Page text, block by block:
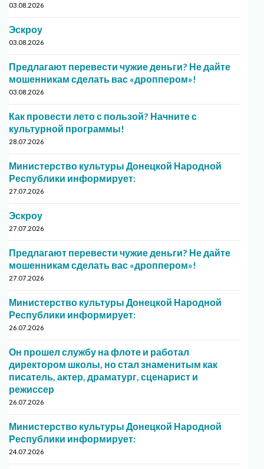
03.08.2026
Эскроу
03.08.2026
Предлагают перевести чужие деньги? Не дайте
мошенникам сделать вас «дроппером»!
03.08.2026
Как провести лето с пользой? Начните с
культурной программы!
28.07.2026
Министерство культуры Донецкой Народной
Республики информирует:
27.07.2026
Эскроу
27.07.2026
Предлагают перевести чужие деньги? Не дайте
мошенникам сделать вас «дроппером»!
27.07.2026
Министерство культуры Донецкой Народной
Республики информирует:
26.07.2026
Он прошел службу на флоте и работал
директором школы, но стал знаменитым как
писатель, актер, драматург, сценарист и
режиссер
26.07.2026
Министерство культуры Донецкой Народной
Республики информирует:
24.07.2026